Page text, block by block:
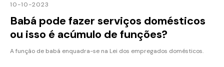
10-10-2023
Babá pode fazer serviços domésticos
ou isso é acúmulo de funções?
A função de babá enquadra-se na Lei dos empregados domésticos.